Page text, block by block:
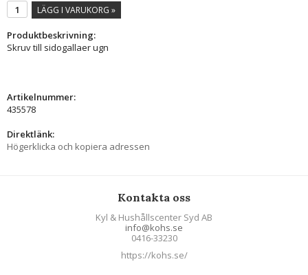
LÄGG I VARUKORG »
Produktbeskrivning:
Skruv till sidogallaer ugn
Artikelnummer:
435578
Direktlänk:
Högerklicka och kopiera adressen
Kontakta oss
Kyl & Hushållscenter Syd AB
info@kohs.se
0416-33230
https://kohs.se/